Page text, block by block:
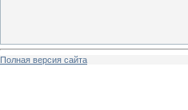
Полная версия сайта